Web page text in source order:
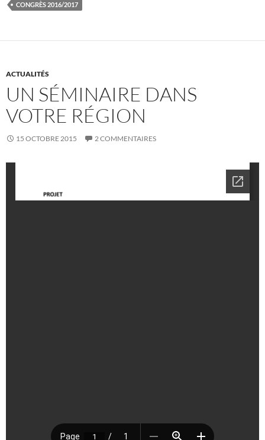
CONGRÈS 2016/2017
ACTUALITÉS
UN SÉMINAIRE DANS
VOTRE RÉGION
15 OCTOBRE 2015 2 COMMENTAIRES